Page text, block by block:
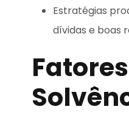
Estratégias
dívidas e boas